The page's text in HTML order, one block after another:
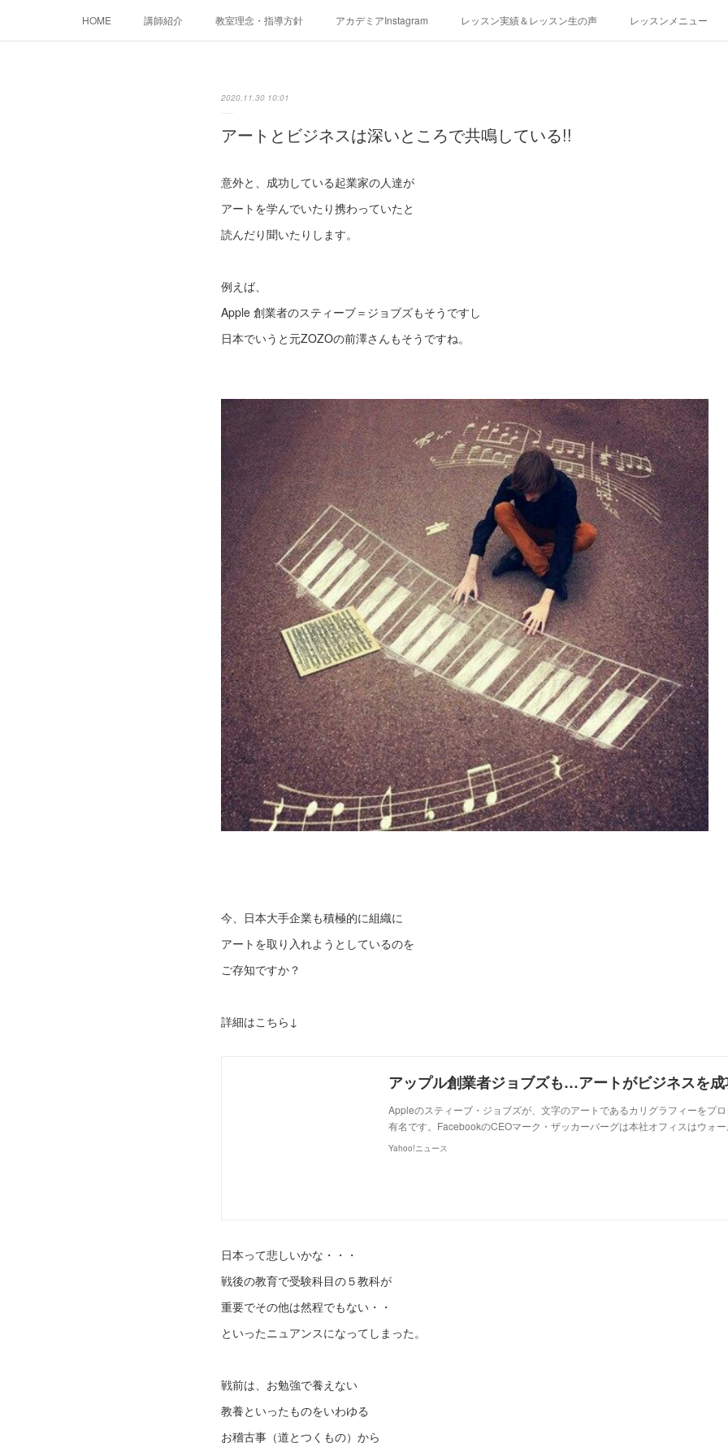
HOME 講師紹介 教室理念・指導方針 アカデミアInstagram レッスン実績＆レッスン生の声 レッスンメニュー
2020.11.30 10:01
アートとビジネスは深いところで共鳴している!!
意外と、成功している起業家の人達が
アートを学んでいたり携わっていたと
読んだり聞いたりします。
例えば、
Apple 創業者のスティーブ＝ジョブズもそうですし
日本でいうと元ZOZOの前澤さんもそうですね。
今、日本大手企業も積極的に組織に
アートを取り入れようとしているのを
ご存知ですか？
詳細はこちら↓
Appleのスティーブ・ジョブズが、文字のアートであるカリグラフィーをプ
有名です。FacebookのCEOマーク・ザッカーバーグは本社オフィスはウォ
Yahoo!ニュース
日本って悲しいかな・・・
戦後の教育で受験科目の５教科が
重要でその他は然程でもない・・
といったニュアンスになってしまった。
戦前は、お勉強で養えない
教養といったものをいわゆる
お稽古事（道とつくもの）から